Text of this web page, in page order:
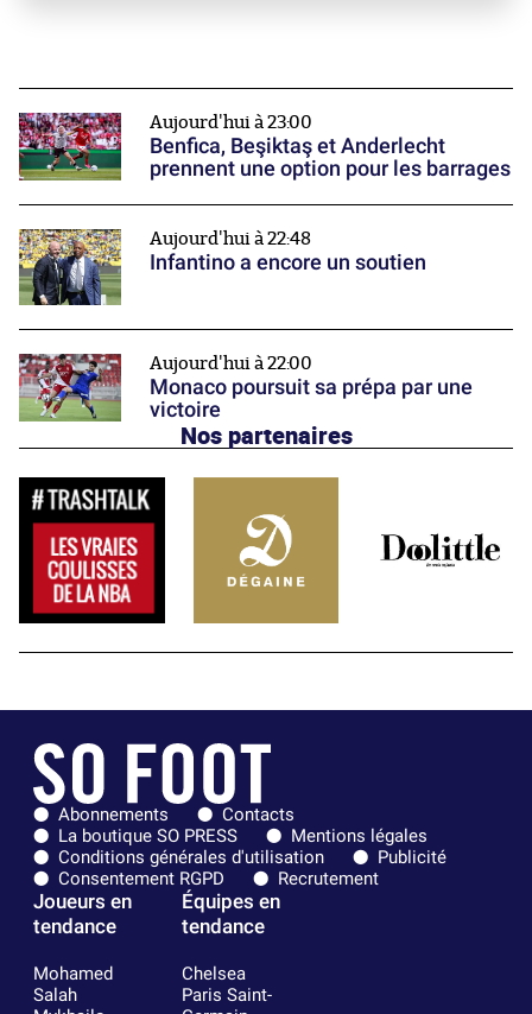
Aujourd'hui à 23:00
Benfica, Beşiktaş et Anderlecht
prennent une option pour les barrages
Aujourd'hui à 22:48
Infantino a encore un soutien
Aujourd'hui à 22:00
Monaco poursuit sa prépa par une
victoire
Nos partenaires
Abonnements
Contacts
La boutique SO PRESS
Mentions légales
Conditions générales d'utilisation
Publicité
Consentement RGPD
Recrutement
Joueurs en
tendance
Mohamed
Salah
Équipes en
tendance
Chelsea
Paris Saint-